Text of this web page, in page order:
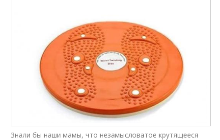
Знали бы наши мамы, что незамысловатое крутящееся